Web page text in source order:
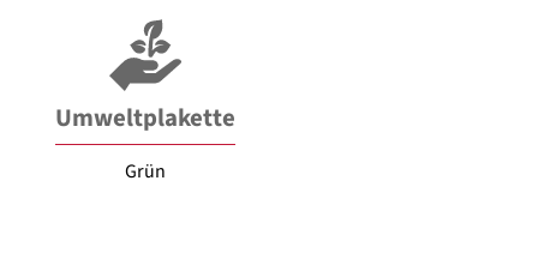
Umweltplakette
Grün